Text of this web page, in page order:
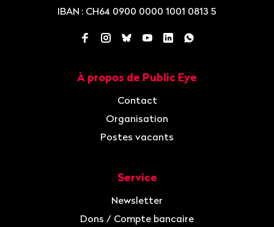
IBAN : CH64 0900 0000 1001 0813 5
Facebook
Instagram
BlueskyYouTube
LinkedInWhatsApp
À propos de Public Eye
Contact
Organisation
Postes vacants
Service
Newsletter
Dons / Compte bancaire